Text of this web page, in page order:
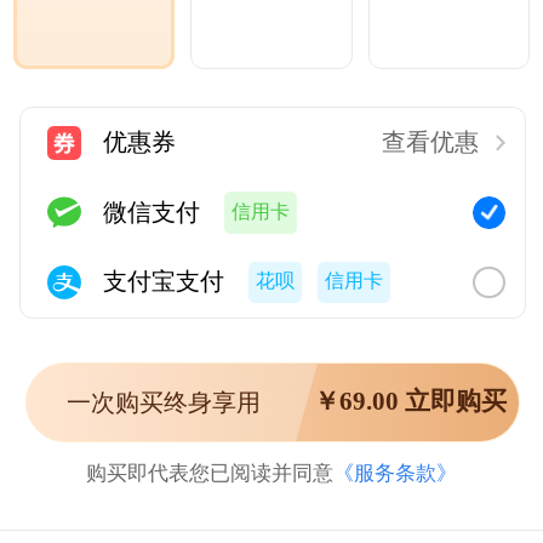
优惠券 查看优惠
微信支付 信用卡
支付宝支付 花呗 信用卡
一次购买终身享用 ￥69.00 立即购买
购买即代表您已阅读并同意 《服务条款》